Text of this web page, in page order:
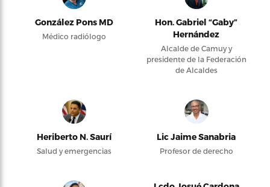
González Pons MD
Médico radiólogo
Hon. Gabriel “Gaby”
Hernández
Alcalde de Camuy y
presidente de la Federación
de Alcaldes
Heriberto N. Saurí
Salud y emergencias
Lic Jaime Sanabria
Profesor de derecho